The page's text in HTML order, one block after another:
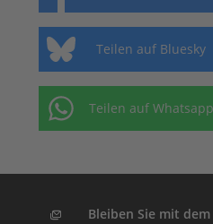
Teilen auf Bluesky
Teilen auf Whatsapp
Bleiben Sie mit